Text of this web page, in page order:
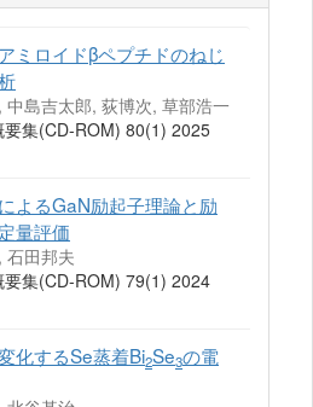
ミロイドβペプチドのねじ
島吉太郎, 荻博次, 草部浩一
要集(CD-ROM) 80(1) 2025
よるGaN励起子理論と励
量評価
石田邦夫
要集(CD-ROM) 79(1) 2024
化するSe蒸着Bi2Se3の電